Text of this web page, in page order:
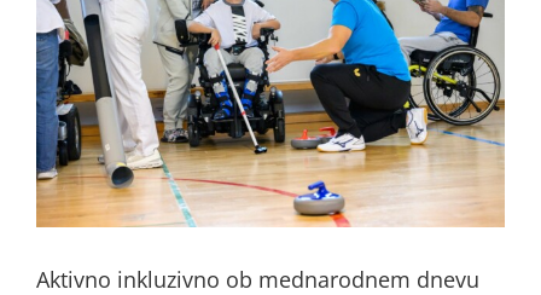
Aktivno inkluzivno ob mednarodnem dnevu